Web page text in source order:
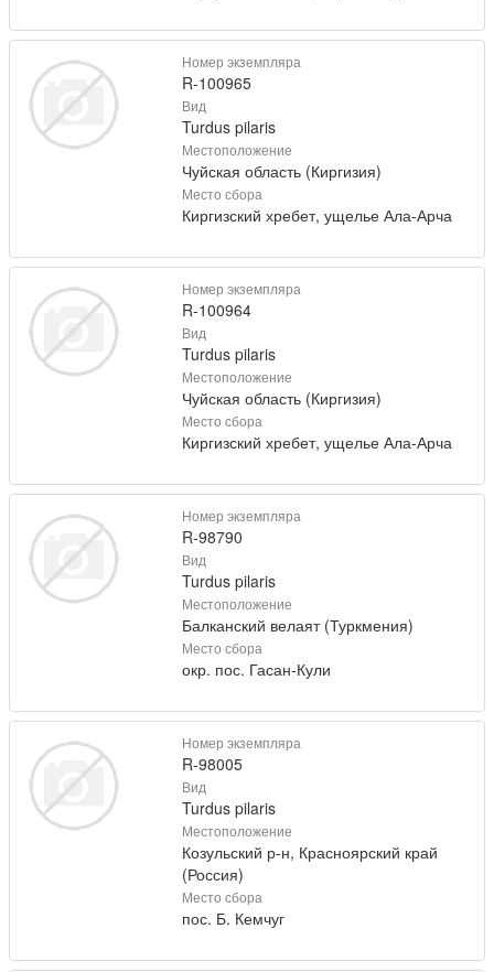
Номер экземпляра
R-100965
Вид
Turdus pilaris
Местоположение
Чуйская область (Киргизия)
Место сбора
Киргизский хребет, ущелье Ала-Арча
Номер экземпляра
R-100964
Вид
Turdus pilaris
Местоположение
Чуйская область (Киргизия)
Место сбора
Киргизский хребет, ущелье Ала-Арча
Номер экземпляра
R-98790
Вид
Turdus pilaris
Местоположение
Балканский велаят (Туркмения)
Место сбора
окр. пос. Гасан-Кули
Номер экземпляра
R-98005
Вид
Turdus pilaris
Местоположение
Козульский р-н, Красноярский край
(Россия)
Место сбора
пос. Б. Кемчуг